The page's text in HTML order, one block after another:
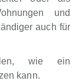
und
auch für
wie ein
kann.